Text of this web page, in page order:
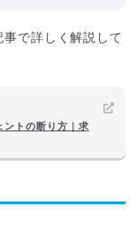
で詳しく解説して
ントの断り方｜求